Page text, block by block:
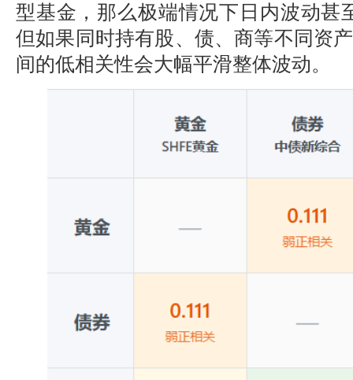
型基金，那么极端情况下日内波动甚
但如果同时持有股、债、商等不同资
间的低相关性会大幅平滑整体波动。